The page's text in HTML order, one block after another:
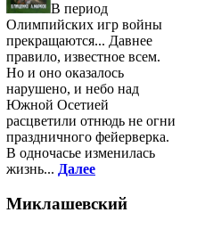
В период
Олимпийских игр войны
прекращаются... Давнее
правило, известное всем.
Но и оно оказалось
нарушено, и небо над
Южной Осетией
расцветили отнюдь не огни
праздничного фейерверка.
В одночасье изменилась
жизнь... Далее
Миклашевский